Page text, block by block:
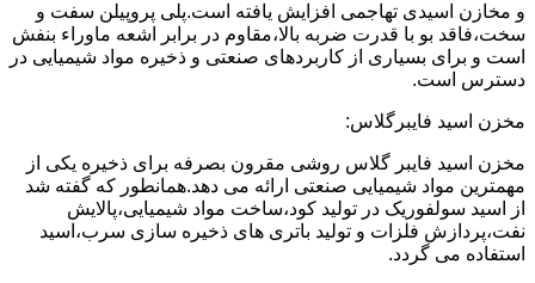
و مخازن اسیدی تهاجمی افزایش یافته است.پلی پروپیلن سفت و
سخت،فاقد بو با قدرت ضربه بالا،مقاوم در برابر اشعه ماوراء بنفش
است و برای بسیاری از کاربردهای صنعتی و ذخیره مواد شیمیایی در
دسترس است.
مخزن اسید فایبرگلاس:
مخزن اسید فایبر گلاس روشی مقرون بصرفه برای ذخیره یکی از
مهمترین مواد شیمیایی صنعتی ارائه می دهد.همانطور که گفته شد
از اسید سولفوریک در تولید کود،ساخت مواد شیمیایی،پالایش
نفت،پردازش فلزات و تولید باتری های ذخیره سازی سرب،اسید
استفاده می گردد.